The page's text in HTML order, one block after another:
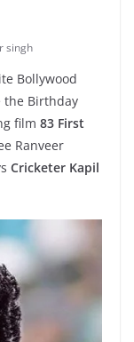
singh
Bollywood
the Birthday
film 83 First
Ranveer
Cricketer Kapil